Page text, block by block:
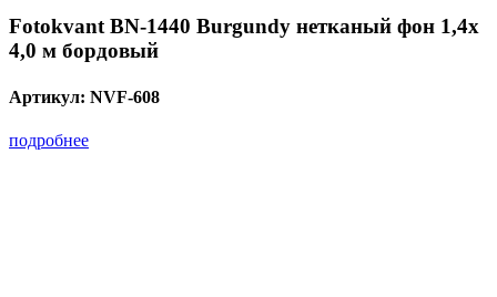
Fotokvant BN-1440 Burgundy нетканый фон 1,4х
4,0 м бордовый
Артикул: NVF-608
подробнее